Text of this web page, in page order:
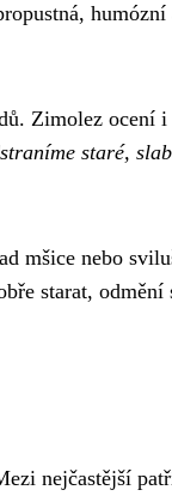
Zimolez ocení
staré,
mšice nebo
starat, odmění
nejčastější